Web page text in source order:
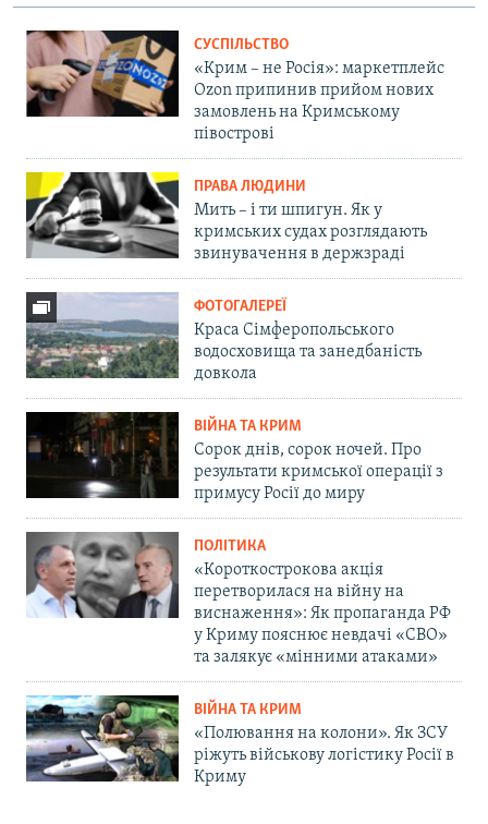
СУСПІЛЬСТВО
«Крим – не Росія»: маркетплейс
Ozon припинив прийом нових
замовлень на Кримському
півострові
ПРАВА ЛЮДИНИ
Мить – і ти шпигун. Як у
кримських судах розглядають
звинувачення в держзраді
ФОТОГАЛЕРЕЇ
Краса Сімферопольського
водосховища та занедбаність
довкола
ВІЙНА ТА КРИМ
Сорок днів, сорок ночей. Про
результати кримської операції з
примусу Росії до миру
ПОЛІТИКА
«Короткострокова акція
перетворилася на війну на
виснаження»: Як пропаганда РФ
у Криму пояснює невдачі «СВО»
та залякує «мінними атаками»
ВІЙНА ТА КРИМ
«Полювання на колони». Як ЗСУ
ріжуть військову логістику Росії в
Криму